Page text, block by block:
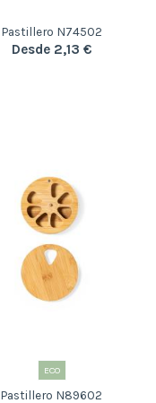
Pastillero N74502
Desde 2,13 €
ECO
Pastillero N89602